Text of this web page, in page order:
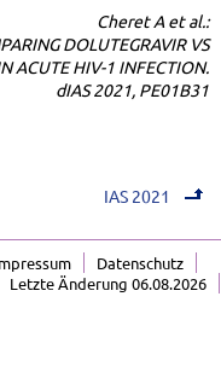
Cheret A et al.:
DOLUTEGRAVIR VS
ACUTE HIV-1 INFECTION.
dIAS 2021, PE01B31
IAS 2021
Datenschutz
Letzte Änderung 06.08.2026